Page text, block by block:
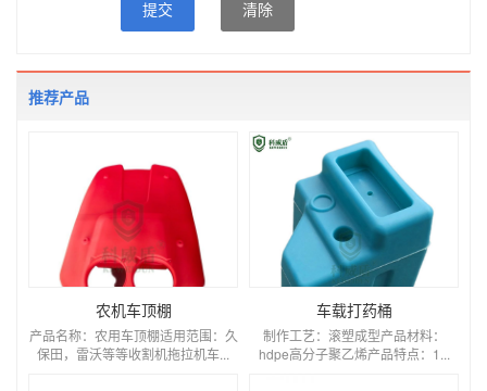
提交 清除
推荐产品
农机车顶棚
产品名称：农用车顶棚适用范围：久
保田，雷沃等等收割机拖拉机车...
车载打药桶
制作工艺：滚塑成型产品材料：
hdpe高分子聚乙烯产品特点：1...